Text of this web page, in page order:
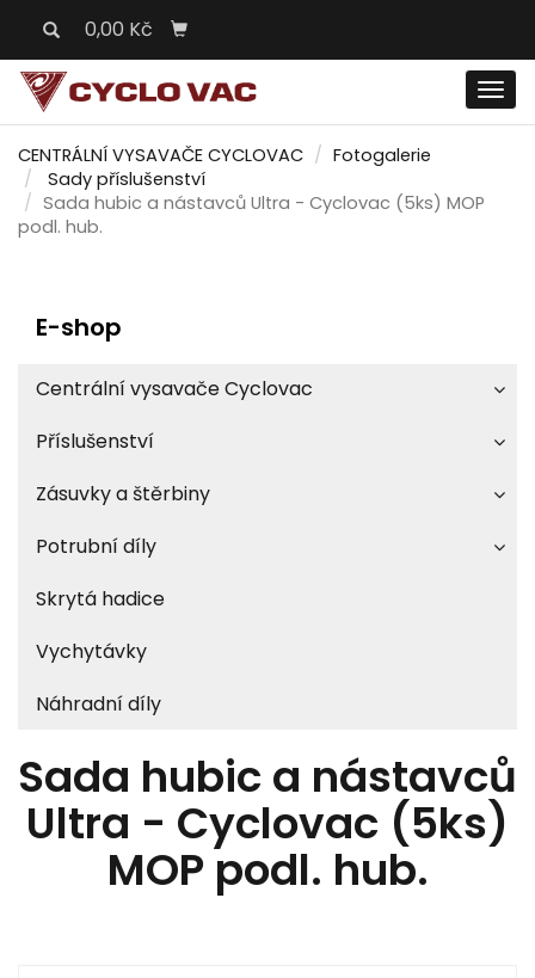
0,00 Kč
CENTRÁLNÍ VYSAVAČE CYCLOVAC
Fotogalerie
Sady příslušenství
Sada hubic a nástavců Ultra - Cyclovac (5ks) MOP
podl. hub.
E-shop
Centrální vysavače Cyclovac
Příslušenství
Zásuvky a štěrbiny
Potrubní díly
Skrytá hadice
Vychytávky
Náhradní díly
Sada hubic a nástavců
Ultra - Cyclovac (5ks)
MOP podl. hub.